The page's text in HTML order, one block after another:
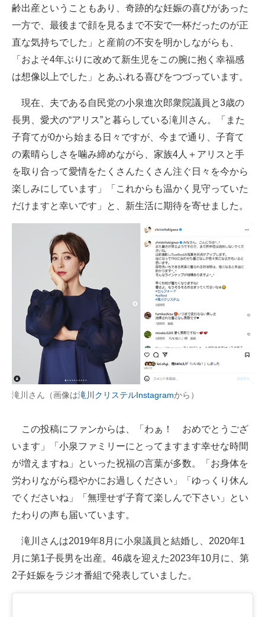
齢出産ということもあり、奇跡的な妊娠の喜びがあった
一方で、最後まで顔を見るまで不安で一杯だったのが正
直な気持ちでした」と産前の不安を明かしながらも、
「およそ4年ぶりに改めて新生児をこの腕に抱く幸福感
は想像以上でした」とあふれる喜びをつづっています。
現在、夫である自民党の小泉進次郎衆院議員と3歳の
長男、愛犬の“アリス”と暮らしている滝川さん。「また
子育てが0から始まる日々ですが、今まで通り、子育て
の素晴らしさを噛み締めながら、家族4人＋アリスと手
を取り合って愛情をたくさんたくさん注ぐ日々を今から
楽しみにしています」「これからも温かく見守っていた
だけますと幸いです」と、新生活に期待を寄せました。
滝川さん（画像は滝川クリステルInstagramから）
この投稿にファンからは、「わぁ！ おめでとうござ
います」「小泉ファミリーにとってますます幸せな時間
が増えますね」といった祝福の言葉が多数。「お身体を
労わりながら穏やかにお過しください」「ゆっくり休ん
でくださいね」「無理せず子育て楽しんで下さい」とい
たわりの声も届いています。
滝川さんは2019年8月に小泉議員と結婚し、2020年1
月に第1子長男を出産。46歳を迎えた2023年10月に、第
2子妊娠をラジオ番組で発表していました。